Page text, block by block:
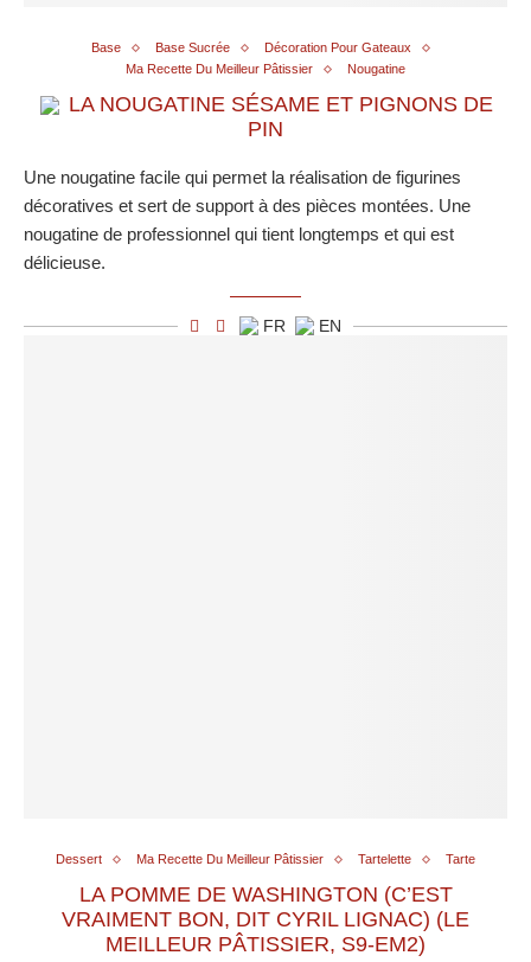
Base Base Sucrée
Décoration Pour Gateaux
Ma Recette Du Meilleur Pâtissier
Nougatine
LA NOUGATINE SÉSAME ET PIGNONS DE
PIN
Une nougatine facile qui permet la réalisation de figurines
décoratives et sert de support à des pièces montées. Une
nougatine de professionnel qui tient longtemps et qui est
délicieuse.
FR EN
Dessert Ma Recette Du Meilleur Pâtissier Tartelette Tarte
LA POMME DE WASHINGTON (C’EST
VRAIMENT BON, DIT CYRIL LIGNAC) (LE
MEILLEUR PÂTISSIER, S9-EM2)